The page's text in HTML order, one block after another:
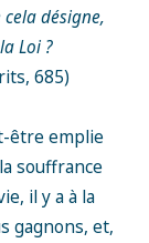
cela désigne,
Loi ?
685)
être emplie
souffrance
il y a à la
gagnons, et,